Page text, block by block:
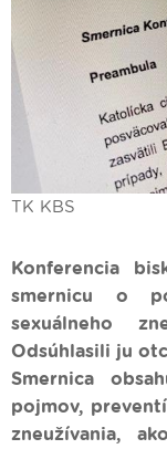
TK KBS
Konferencia
smernicu o
sexuálneho
Odsúhlasili ju
Smernica
pojmov,
zneužívania,